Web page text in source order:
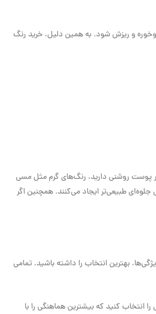
و ریزش شود. به همین دلیل، خرید رنگ
پوست روشنی دارید، رنگ‌های گرم مثل مسی
جلوه‌ای طبیعی‌تر ایجاد می‌کنند. همچنین اگر
بهترین انتخاب را داشته باشید. تمامی
انتخاب کنید که بیشترین هماهنگی را با